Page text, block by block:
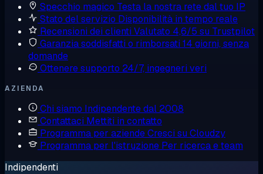
Specchio magico Testa la nostra rete dal tuo IP
Stato del servizio Disponibilità in tempo reale
Recensioni dei clienti Valutato 4,6/5 su Trustpilot
Garanzia soddisfatti o rimborsati 14 giorni, senza
domande
Ottenere supporto 24/7, ingegneri veri
AZIENDA
Chi siamo Indipendente dal 2008
Contattaci Mettiti in contatto
Programma per aziendeCresci su Cloudzy
Programma per l'istruzione Per ricerca e team
Indipendenti